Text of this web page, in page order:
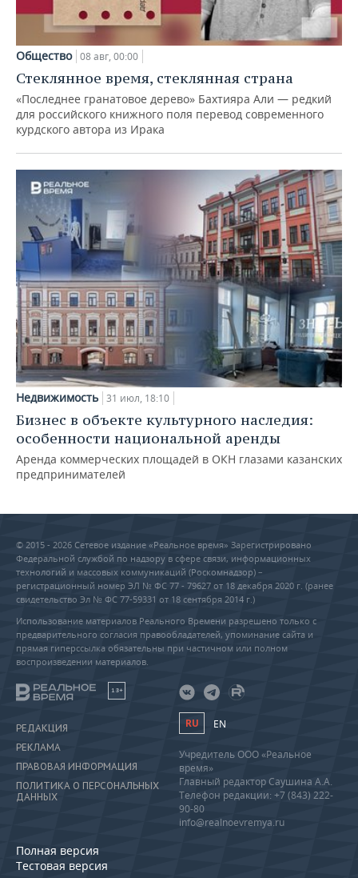
Общество 08 авг, 00:00
Стеклянное время, стеклянная страна
«Последнее гранатовое дерево» Бахтияра Али — редкий
для российского книжного поля перевод современного
курдского автора из Ирака
Недвижимость 31 июл, 18:10
Бизнес в объекте культурного наследия:
особенности национальной аренды
Аренда коммерческих площадей в ОКН глазами казанских
предпринимателей
© 2015 - 2026 Сетевое издание «Реальное время» Зарегистрировано
Федеральной службой по надзору в сфере связи, информационных
технологий и массовых коммуникаций (Роскомнадзор) –
регистрационный номер ЭЛ № ФС 77 - 79627 от 18 декабря 2020 г. (ранее
свидетельство Эл № ФС 77-59331 от 18 сентября 2014 г.)
Использование материалов Реального Времени разрешено только с
предварительного согласия правообладателей, упоминание сайта и
прямая гиперссылка обязательны при частичном или полном
воспроизведении материалов.
18+
РЕДАКЦИЯ
РЕКЛАМА
ПРАВОВАЯ ИНФОРМАЦИЯ
ПОЛИТИКА О ПЕРСОНАЛЬНЫХ
ДАННЫХ
Полная версия
Тестовая версия
RU EN
Учредитель ООО «Реальное
время»
Главный редактор Саушина А.А.
Телефон редакции: +7 (843) 222-
90-80
info@realnoevremya.ru